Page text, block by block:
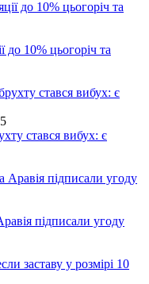
до 10% цьогоріч та
стався вибух: є
підписали угоду